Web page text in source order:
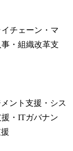
チェーン・マ
・組織改革支
ント支援・シス
・ITガバナン